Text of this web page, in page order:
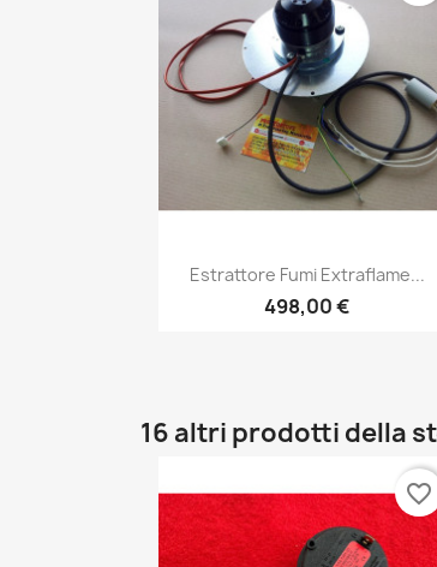
Anteprima
Estrattore Fumi Extraflame...
498,00 €
16 altri prodotti della
favorite_border